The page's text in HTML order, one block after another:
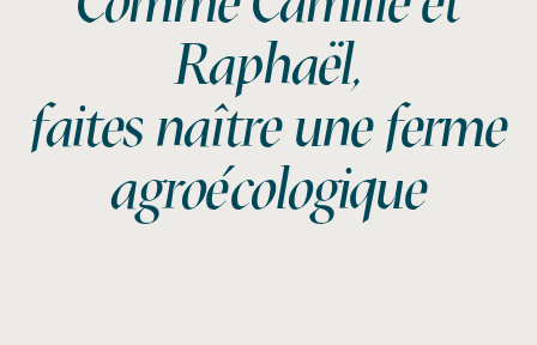
Raphaël,
faites naître une ferme
agroécologique